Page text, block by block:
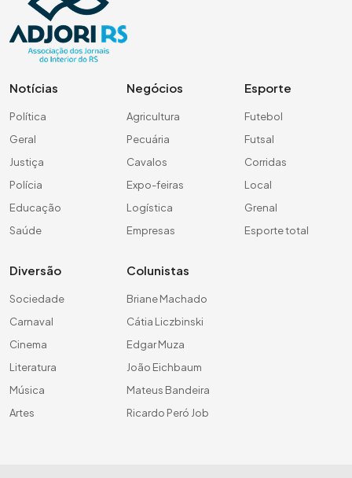
Notícias
Política
Geral
Justiça
Polícia
Educação
Saúde
Negócios
Agricultura
Pecuária
Cavalos
Expo-feiras
Logística
Empresas
Esporte
Futebol
Futsal
Corridas
Local
Grenal
Esporte total
Diversão
Sociedade
Carnaval
Cinema
Literatura
Música
Artes
Colunistas
Briane Machado
Cátia Liczbinski
Edgar Muza
João Eichbaum
Mateus Bandeira
Ricardo Peró Job